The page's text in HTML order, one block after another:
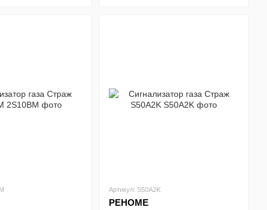
Артикул: S50A2K
РЕНОМЕ